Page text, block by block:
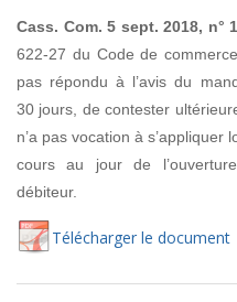
Cass. Com. 5 sept. 2018, n°
622-27 du Code de
pas répondu à l’avis du
30 jours, de contester
n’a pas vocation à s’appliquer
cours au jour de
débiteur.
Télécharger le document